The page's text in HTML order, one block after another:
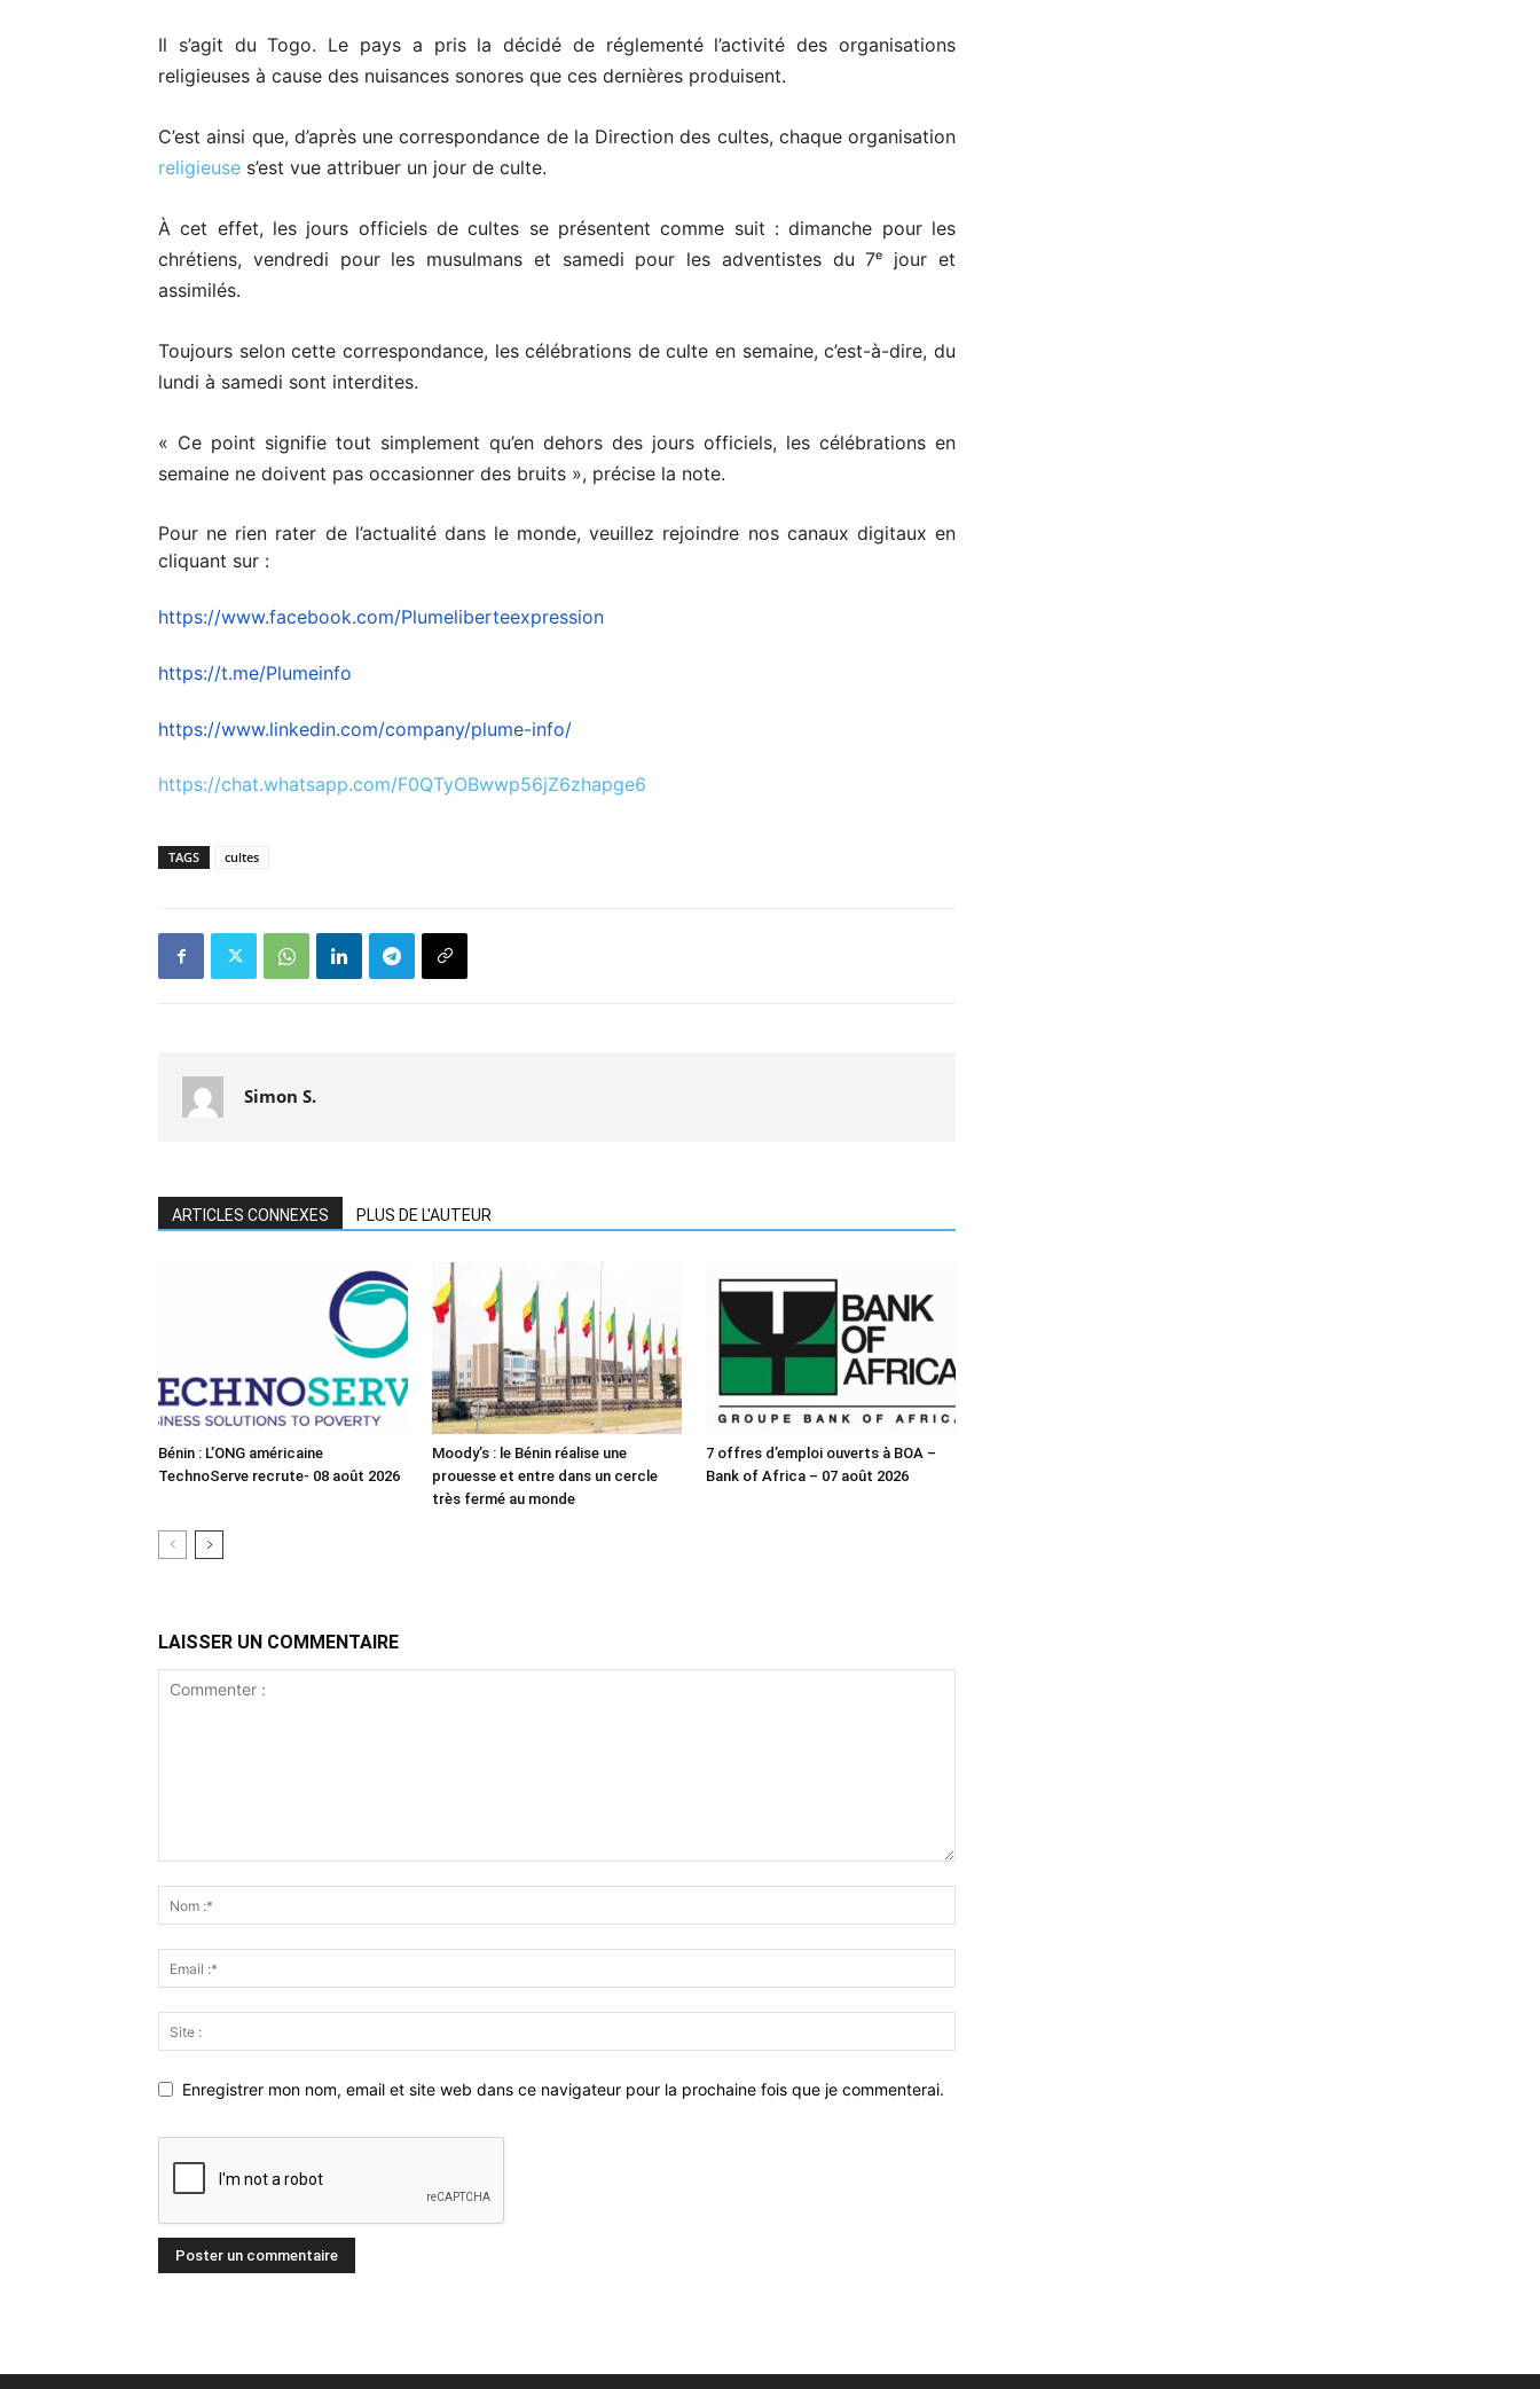
Il s’agit du Togo. Le pays a pris la décidé de réglementé l’activité des organisations
religieuses à cause des nuisances sonores que ces dernières produisent.
C’est ainsi que, d’après une correspondance de la Direction des cultes, chaque organisation
religieuse s’est vue attribuer un jour de culte.
À cet effet, les jours officiels de cultes se présentent comme suit : dimanche pour les
chrétiens, vendredi pour les musulmans et samedi pour les adventistes du 7ᵉ jour et
assimilés.
Toujours selon cette correspondance, les célébrations de culte en semaine, c’est-à-dire, du
lundi à samedi sont interdites.
« Ce point signifie tout simplement qu’en dehors des jours officiels, les célébrations en
semaine ne doivent pas occasionner des bruits », précise la note.
Pour ne rien rater de l’actualité dans le monde, veuillez rejoindre nos canaux digitaux en
cliquant sur :
https://www.facebook.com/Plumeliberteexpression
https://t.me/Plumeinfo
https://www.linkedin.com/company/plume-info/
https://chat.whatsapp.com/F0QTyOBwwp56jZ6zhapge6
TAGS cultes
Simon S.
ARTICLES CONNEXES PLUS DE L'AUTEUR
Bénin : L’ONG américaine
TechnoServe recrute- 08 août 2026
Moody’s : le Bénin réalise une
prouesse et entre dans un cercle
très fermé au monde
7 offres d’emploi ouverts à BOA –
Bank of Africa – 07 août 2026
LAISSER UN COMMENTAIRE
Enregistrer mon nom, email et site web dans ce navigateur pour la prochaine fois que je commenterai.